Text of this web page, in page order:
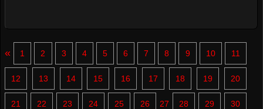
« 1 2 3 4 5 6 7 8 9 10 11
12 13 14 15 16 17 18 19 20
21 22 23 24 25 26 27 28 29 30